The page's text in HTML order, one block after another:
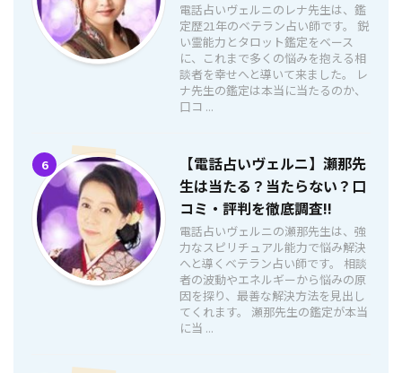
電話占いヴェルニのレナ先生は、鑑
定歴21年のベテラン占い師です。 鋭
い霊能力とタロット鑑定をベース
に、これまで多くの悩みを抱える相
談者を幸せへと導いて来ました。 レ
ナ先生の鑑定は本当に当たるのか、
口コ ...
6
【電話占いヴェルニ】瀬那先
生は当たる？当たらない？口
コミ・評判を徹底調査!!
電話占いヴェルニの瀬那先生は、強
力なスピリチュアル能力で悩み解決
へと導くベテラン占い師です。 相談
者の波動やエネルギーから悩みの原
因を探り、最善な解決方法を見出し
てくれます。 瀬那先生の鑑定が本当
に当 ...